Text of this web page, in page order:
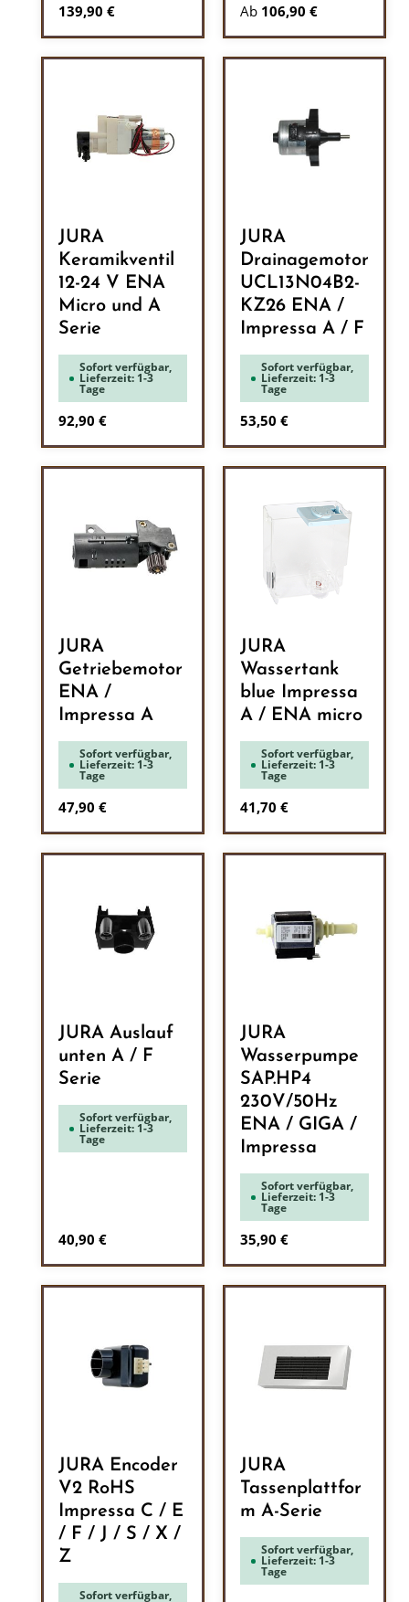
Regulärer Preis:
139,90 € Ab 106,90 €
JURA
Keramikventil
12-24 V ENA
Micro und A
Serie
Sofort verfügbar,
Lieferzeit: 1-3
Tage
Regulärer Preis:
92,90 €
JURA
Drainagemotor
UCL13N04B2-
KZ26 ENA /
Impressa A / F
Sofort verfügbar,
Lieferzeit: 1-3
Tage
Regulärer Preis:
53,50 €
JURA
Getriebemotor
ENA /
Impressa A
Sofort verfügbar,
Lieferzeit: 1-3
Tage
Regulärer Preis:
47,90 €
JURA
Wassertank
blue Impressa
A / ENA micro
Sofort verfügbar,
Lieferzeit: 1-3
Tage
Regulärer Preis:
41,70 €
JURA Auslauf
unten A / F
Serie
Sofort verfügbar,
Lieferzeit: 1-3
Tage
Regulärer Preis:
40,90 €
JURA
Wasserpumpe
SAP.HP4
230V/50Hz
ENA / GIGA /
Impressa
Sofort verfügbar,
Lieferzeit: 1-3
Tage
Regulärer Preis:
35,90 €
JURA Encoder
V2 RoHS
Impressa C / E
/ F / J / S / X /
Z
Sofort verfügbar,
JURA
Tassenplattfor
m A-Serie
Sofort verfügbar,
Lieferzeit: 1-3
Tage